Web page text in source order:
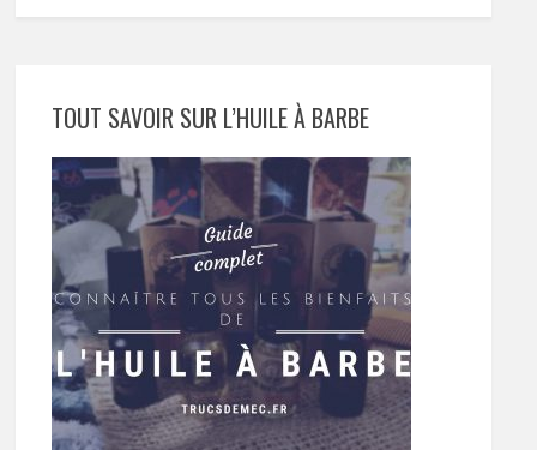
TOUT SAVOIR SUR L’HUILE À BARBE